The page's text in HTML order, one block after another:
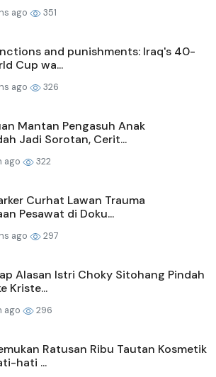
ago 351
and punishments: Iraq's 40-
Cup wa...
ago 326
Mantan Pengasuh Anak
Jadi Sorotan, Cerit...
ago 322
Curhat Lawan Trauma
Pesawat di Doku...
ago 297
Alasan Istri Choky Sitohang Pindah
Kriste...
ago 296
Ratusan Ribu Tautan Kosmetik
hati ...